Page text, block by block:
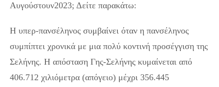
Αυγούστουν2023; Δείτε παρακάτω:
Η υπερ-πανσέληνος συμβαίνει όταν η πανσέληνος
συμπίπτει χρονικά με μια πολύ κοντινή προσέγγιση της
Σελήνης. Η απόσταση Γης-Σελήνης κυμαίνεται από
406.712 χιλιόμετρα (απόγειο) μέχρι 356.445